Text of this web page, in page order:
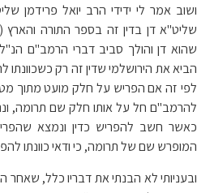
ושוב אמר לי ידידי הרב יואל פרידמן
שהוא דן והולך סביב דברי הרמב"ם
הביא את הירושלמי שדין זה רק
לפי זה אם הפריש על חלק מועט מתוך
להרמב"ם חל על אותו חלק שם תרומה,
כאשר חשב להפריש כדין ונמצא
המופרש שם של תרומה, כי ודאי כוונתו
ובעניותי לא הבנתי את דבריו כלל,